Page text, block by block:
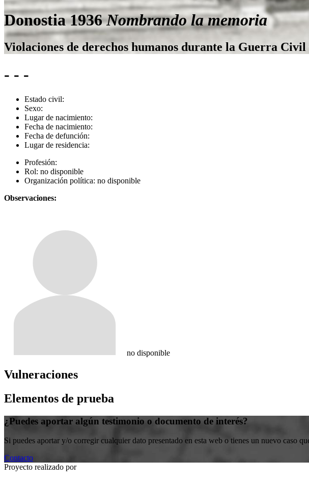
Donostia 1936Nombrando la memoria
Violaciones de derechos humanos durante la Guerra
- - -
Estado civil:
Sexo:
Lugar de nacimiento:
Fecha de nacimiento:
Fecha de defunción:
Lugar de residencia:
Profesión:
Rol: no disponible
Organización política: no disponible
Observaciones:
no disponible
Vulneraciones
Elementos de prueba
¿Puedes aportar algún testimonio o documento de interés?
Si puedes aportar y/o corregir cualquier dato presentado en esta web o tienes un nuevo caso
Contacto
Proyecto realizado por